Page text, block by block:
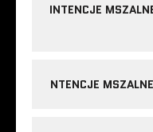
INTENCJE
NTENCJE